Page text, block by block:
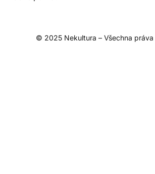
© 2025 Nekultura – Všechna práva